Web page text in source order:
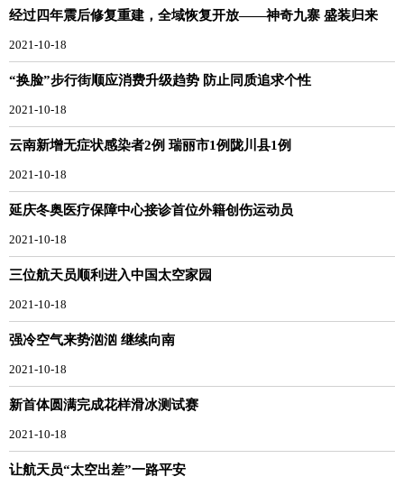
经过四年震后修复重建，全域恢复开放——神奇九寨 盛装归来
2021-10-18
“换脸”步行街顺应消费升级趋势 防止同质追求个性
2021-10-18
云南新增无症状感染者2例 瑞丽市1例陇川县1例
2021-10-18
延庆冬奥医疗保障中心接诊首位外籍创伤运动员
2021-10-18
三位航天员顺利进入中国太空家园
2021-10-18
强冷空气来势汹汹 继续向南
2021-10-18
新首体圆满完成花样滑冰测试赛
2021-10-18
让航天员“太空出差”一路平安